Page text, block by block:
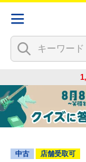
中古 店舗受取可